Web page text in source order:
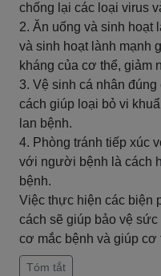
chống lại các loại virus
2. Ăn uống và sinh hoạt
và sinh hoạt lành mạnh
kháng của cơ thể, giảm
3. Vệ sinh cá nhân
cách giúp loại bỏ vi
lan bệnh.
4. Phòng tránh tiếp xúc
với người bệnh là cách
bệnh.
Việc thực hiện các biện
cách sẽ giúp bảo vệ
cơ mắc bệnh và giúp cơ
Tóm tắt